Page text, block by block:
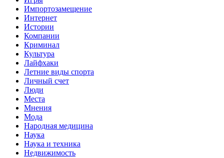
Импортозамещение
Интернет
Истории
Компании
Криминал
Культура
Лайфхаки
Летние виды спорта
Личный счет
Люди
Места
Мнения
Мода
Народная медицина
Наука
Наука и техника
Недвижимость